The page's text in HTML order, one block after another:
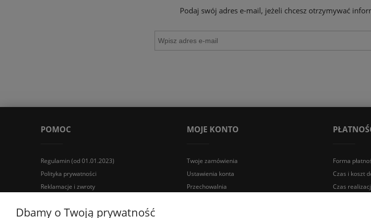
Podaj swój adres e-mail, jeżeli chcesz otrzymywać
POMOC
Regulamin (od 01.01.2023)
Polityka prywatności
Reklamacje i zwroty
MOJE KONTO
Twoje zamówienia
Ustawienia konta
Przechowalnia
Forma
Czas i koszt
Czas
Wyposażenie łazienek Łazienki.eco | Pawła 23, 41-708 Ruda Śląska | E-mail: sklep@lazienki.eco | Tel.: 600
Dbamy o Twoją prywatność